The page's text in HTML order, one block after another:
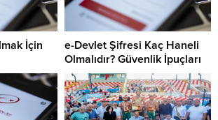
İçin
e-Devlet Şifresi Kaç Haneli
Olmalıdır? Güvenlik İpuçları